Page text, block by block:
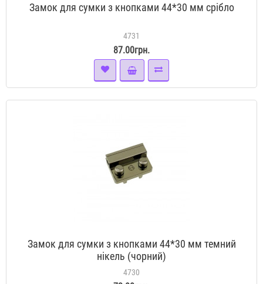
Замок для сумки з кнопками 44*30 мм срібло
4731
87.00грн.
Замок для сумки з кнопками 44*30 мм темний
нікель (чорний)
4730